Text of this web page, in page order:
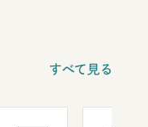
すべて見る